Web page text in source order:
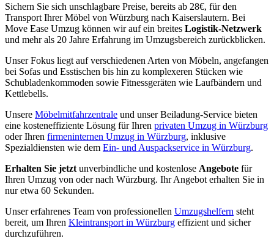
Sichern Sie sich unschlagbare Preise, bereits ab 28€, für den
Transport Ihrer Möbel von Würzburg nach Kaiserslautern. Bei
Move Ease Umzug können wir auf ein breites Logistik-Netzwerk
und mehr als 20 Jahre Erfahrung im Umzugsbereich zurückblicken.
Unser Fokus liegt auf verschiedenen Arten von Möbeln, angefangen
bei Sofas und Esstischen bis hin zu komplexeren Stücken wie
Schubladenkommoden sowie Fitnessgeräten wie Laufbändern und
Kettlebells.
Unsere Möbelmitfahrzentrale und unser Beiladung-Service bieten
eine kosteneffiziente Lösung für Ihren privaten Umzug in Würzburg
oder Ihren firmeninternen Umzug in Würzburg, inklusive
Spezialdiensten wie dem Ein- und Auspackservice in Würzburg.
Erhalten Sie jetzt unverbindliche und kostenlose Angebote für
Ihren Umzug von oder nach Würzburg. Ihr Angebot erhalten Sie in
nur etwa 60 Sekunden.
Unser erfahrenes Team von professionellen Umzugshelfern steht
bereit, um Ihren Kleintransport in Würzburg effizient und sicher
durchzuführen.